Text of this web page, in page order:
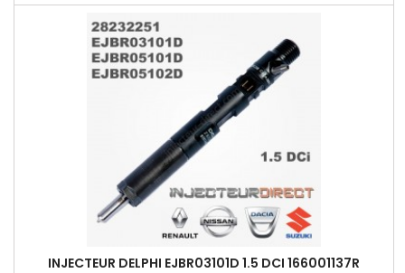
INJECTEUR DELPHI EJBR03101D 1.5 DCI 166001137R